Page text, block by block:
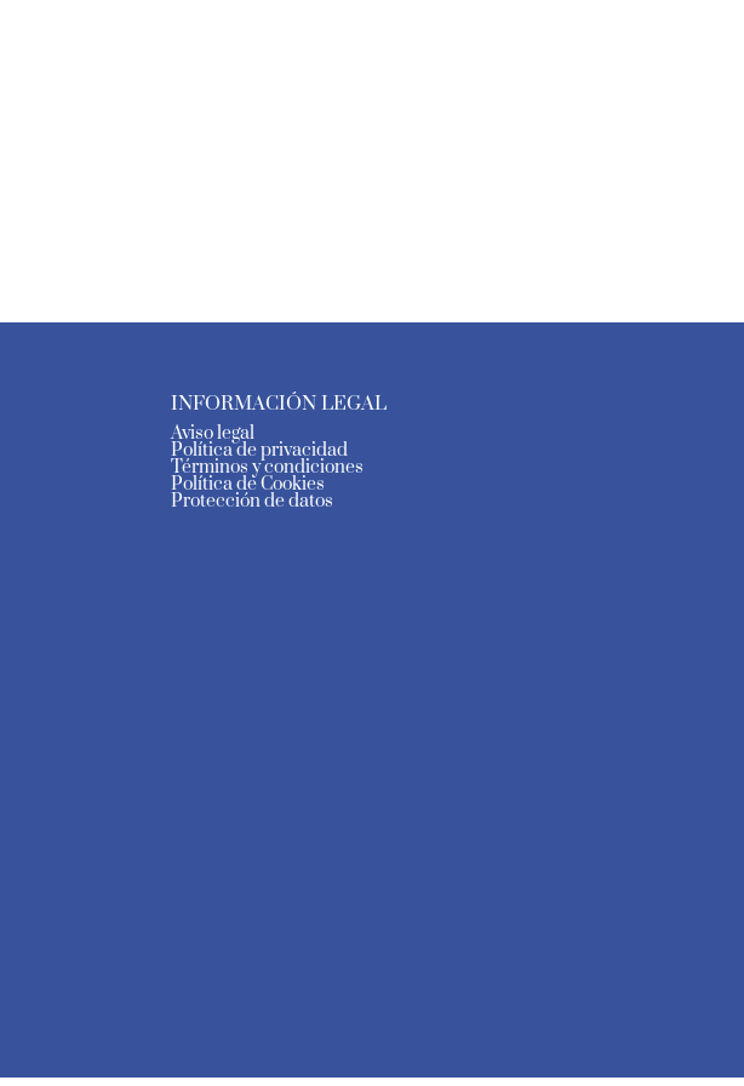
INFORMACIÓN LEGAL
Aviso legal
Política de privacidad
Términos y condiciones
Política de Cookies
Protección de datos